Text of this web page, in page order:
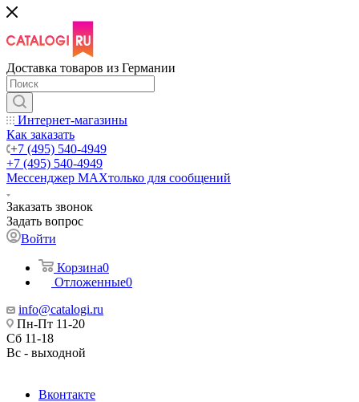
Доставка товаров из Германии
Интернет-магазины
Как заказать
+7 (495) 540-4949
+7 (495) 540-4949
Мессенджер МАХтолько для сообщений
Заказать звонок
Задать вопрос
Войти
Корзина0
Отложенные0
info@catalogi.ru
Пн-Пт 11-20
Сб 11-18
Вс - выходной
Вконтакте